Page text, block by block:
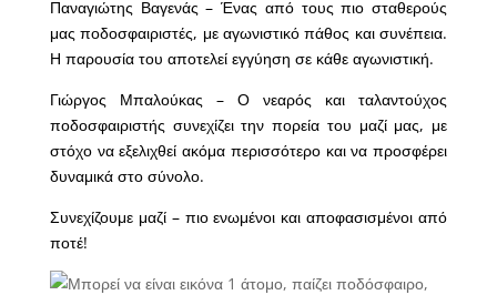
Παναγιώτης Βαγενάς – Ένας από τους πιο σταθερούς
μας ποδοσφαιριστές, με αγωνιστικό πάθος και συνέπεια.
Η παρουσία του αποτελεί εγγύηση σε κάθε αγωνιστική.
Γιώργος Μπαλούκας – Ο νεαρός και ταλαντούχος
ποδοσφαιριστής συνεχίζει την πορεία του μαζί μας, με
στόχο να εξελιχθεί ακόμα περισσότερο και να προσφέρει
δυναμικά στο σύνολο.
Συνεχίζουμε μαζί – πιο ενωμένοι και αποφασισμένοι από
ποτέ!